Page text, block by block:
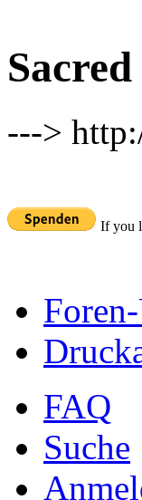
--->
If you
FAQ
Suche